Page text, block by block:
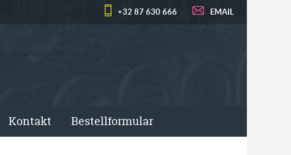
+32 87 630 666 EMAIL
Kontakt Bestellformular